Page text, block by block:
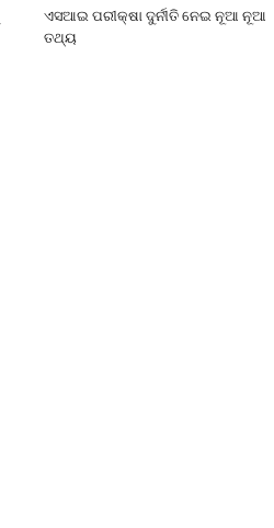
ଏସଆଇ ପରୀକ୍ଷା ଦୁର୍ନୀତି ନେଇ ନୂଆ ନୂଆ
ତଥ୍ୟ